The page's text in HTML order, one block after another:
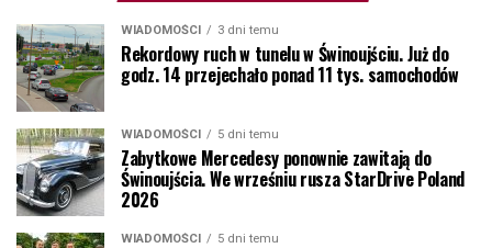
WIADOMOŚCI 3 dni temu
Rekordowy ruch w tunelu w Świnoujściu. Już do
godz. 14 przejechało ponad 11 tys. samochodów
WIADOMOŚCI 5 dni temu
Zabytkowe Mercedesy ponownie zawitają do
Świnoujścia. We wrześniu rusza StarDrive Poland
2026
WIADOMOŚCI 5 dni temu